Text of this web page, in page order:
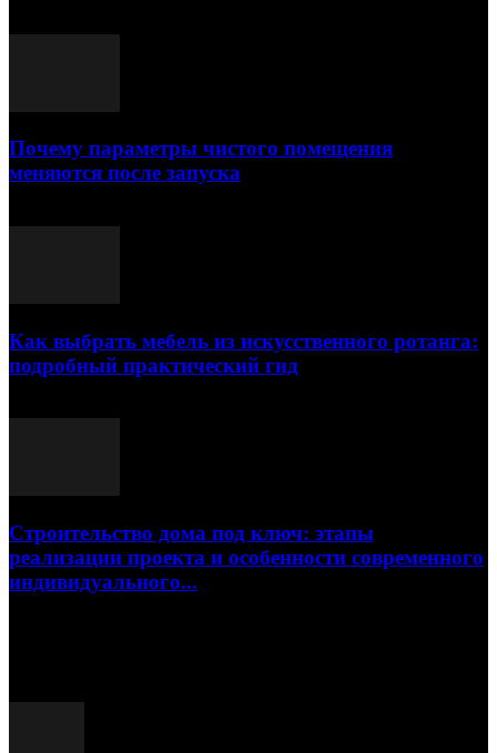
Почему параметры чистого помещения
меняются после запуска
Как выбрать мебель из искусственного ротанга:
подробный практический гид
Строительство дома под ключ: этапы
реализации проекта и особенности современного
индивидуального...